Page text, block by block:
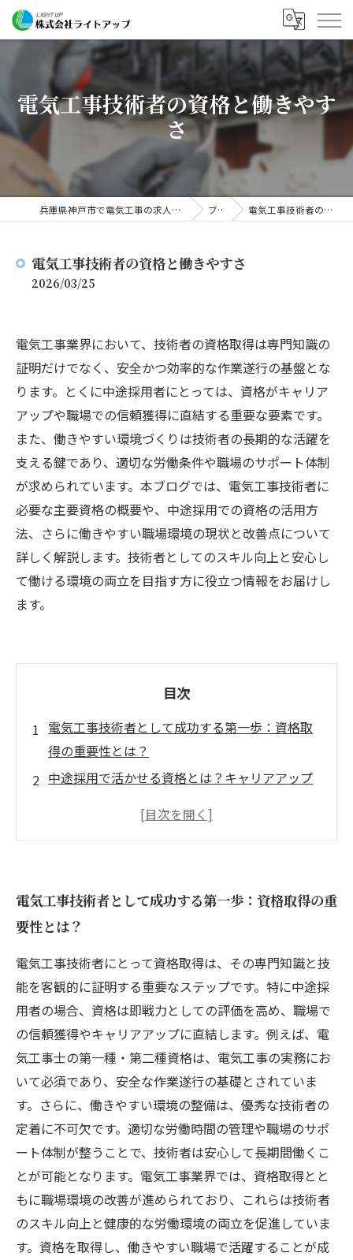
電気工事技術者の資格と働きやす
さ
兵庫県神戸市で電気工事の求人なら株式会社ライトアップ ブログ 電気工事技術者の資格と働きやすさ
電気工事技術者の資格と働きやすさ
2026/03/25
電気工事業界において、技術者の資格取得は専門知識の
証明だけでなく、安全かつ効率的な作業遂行の基盤とな
ります。とくに中途採用者にとっては、資格がキャリア
アップや職場での信頼獲得に直結する重要な要素です。
また、働きやすい環境づくりは技術者の長期的な活躍を
支える鍵であり、適切な労働条件や職場のサポート体制
が求められています。本ブログでは、電気工事技術者に
必要な主要資格の概要や、中途採用での資格の活用方
法、さらに働きやすい職場環境の現状と改善点について
詳しく解説します。技術者としてのスキル向上と安心し
て働ける環境の両立を目指す方に役立つ情報をお届けし
ます。
目次
電気工事技術者として成功する第一歩：資格取
得の重要性とは？
中途採用で活かせる資格とは？キャリアアップ
資格を活用して職場で信頼を獲得する方法とそ
躍：現状と課題
資格と環境の両立で実現する理想の働き方：電
気工事業界の未来
電気工事技術者に必要な主要資格一覧とその取
得メリット
中途採用者必見！快適な職場環境を作るための
具体的な取り組み
電気工事技術者として成功する第一歩：資格取得の重
要性とは？
電気工事技術者にとって資格取得は、その専門知識と技
能を客観的に証明する重要なステップです。特に中途採
用者の場合、資格は即戦力としての評価を高め、職場で
の信頼獲得やキャリアアップに直結します。例えば、電
気工事士の第一種・第二種資格は、電気工事の実務にお
いて必須であり、安全な作業遂行の基礎とされていま
す。さらに、働きやすい環境の整備は、優秀な技術者の
定着に不可欠です。適切な労働時間の管理や職場のサポ
ート体制が整うことで、技術者は安心して長期間働くこ
とが可能となります。電気工事業界では、資格取得とと
もに職場環境の改善が進められており、これらは技術者
のスキル向上と健康的な労働環境の両立を促進していま
す。資格を取得し、働きやすい職場で活躍することが成